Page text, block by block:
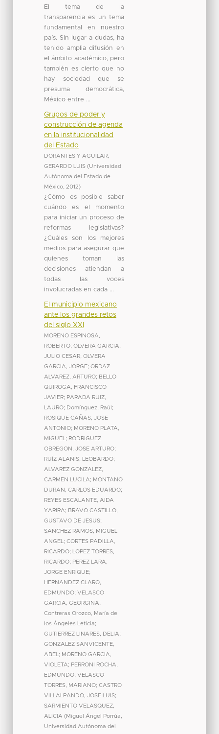
El tema de la
transparencia es un tema
fundamental en nuestro
país. Sin lugar a dudas, ha
tenido amplia difusión en
el ámbito académico, pero
también es cierto que no
hay sociedad que se
presuma democrática,
México entre ...
Grupos de poder y
construcción de agenda
en la institucionalidad
del Estado
DORANTES Y AGUILAR,
GERARDO LUIS (Universidad
Autónoma del Estado de
México, 2012)
¿Cómo es posible saber
cuándo es el momento
para iniciar un proceso de
reformas legislativas?
¿Cuáles son los mejores
medios para asegurar que
quienes toman las
decisiones atiendan a
todas las voces
involucradas en cada ...
El municipio mexicano
ante los grandes retos
del siglo XXI
MORENO ESPINOSA,
ROBERTO; OLVERA GARCIA,
JULIO CESAR; OLVERA
GARCIA, JORGE; ORDAZ
ALVAREZ, ARTURO; BELLO
QUIROGA, FRANCISCO
JAVIER; PARADA RUIZ,
LAURO; Domínguez, Raúl ;
ROSIQUE CAÑAS, JOSE
ANTONIO; MORENO PLATA,
MIGUEL ; RODRIGUEZ
OBREGON, JOSE ARTURO;
RUÍZ ALANIS, LEOBARDO;
ALVAREZ GONZALEZ,
CARMEN LUCILA; MONTANO
DURAN, CARLOS EDUARDO;
REYES ESCALANTE, AIDA
YARIRA; BRAVO CASTILLO,
GUSTAVO DE JESUS;
SANCHEZ RAMOS, MIGUEL
ANGEL ; CORTES PADILLA,
RICARDO;
LOPEZ TORRES,
RICARDO; PEREZ LARA,
JORGE ENRIQUE;
HERNANDEZ CLARO,
EDMUNDO; VELASCO
GARCIA, GEORGINA;
Contreras Orozco, María de
los Ángeles Leticia;
GUTIERREZ LINARES, DELIA;
GONZALEZ SANVICENTE,
ABEL ; MORENO GARCIA,
VIOLETA; PERRONI ROCHA,
EDMUNDO; VELASCO
TORRES, MARIANO; CASTRO
VILLALPANDO, JOSE LUIS;
SARMIENTO VELASQUEZ,
ALICIA (Miguel Ángel Porrúa,
Universidad Autónoma del